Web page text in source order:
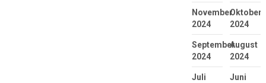
November
2024
Oktober
2024
September
2024
August
2024
Juli
Juni